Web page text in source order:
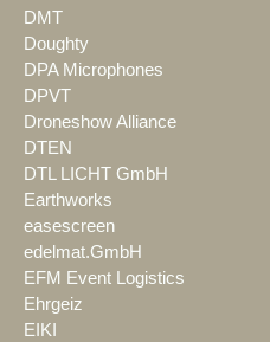
DMT
Doughty
DPA Microphones
DPVT
Droneshow Alliance
DTEN
DTL LICHT GmbH
Earthworks
easescreen
edelmat.GmbH
EFM Event Logistics
Ehrgeiz
EIKI